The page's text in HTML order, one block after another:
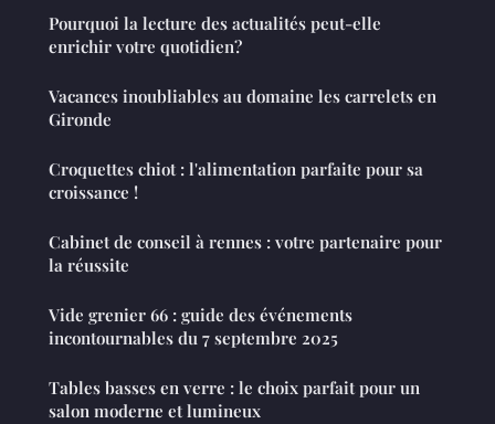
Pourquoi la lecture des actualités peut-elle
enrichir votre quotidien?
Vacances inoubliables au domaine les carrelets en
Gironde
Croquettes chiot : l'alimentation parfaite pour sa
croissance !
Cabinet de conseil à rennes : votre partenaire pour
la réussite
Vide grenier 66 : guide des événements
incontournables du 7 septembre 2025
Tables basses en verre : le choix parfait pour un
salon moderne et lumineux